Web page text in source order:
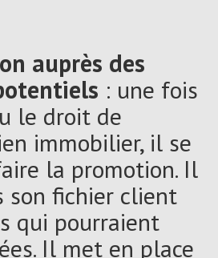
auprès des
: une fois
le droit de
immobilier, il se
la promotion. Il
son fichier client
qui pourraient
Il met en place